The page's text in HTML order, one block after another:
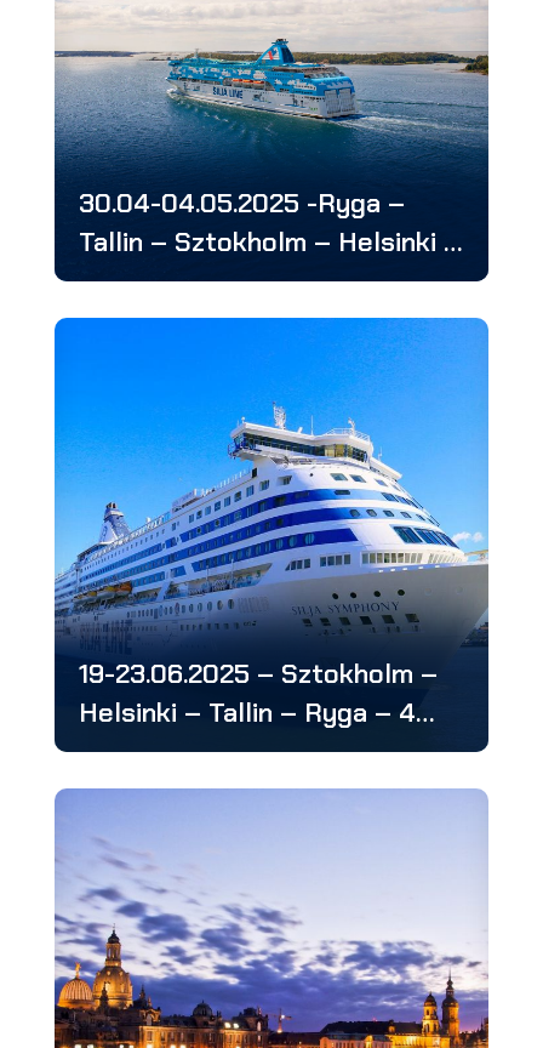
30.04-04.05.2025 -Ryga –
Tallin – Sztokholm – Helsinki –
4 stolice w 5 dni
19-23.06.2025 – Sztokholm –
Helsinki – Tallin – Ryga – 4
stolice: w 5 dni